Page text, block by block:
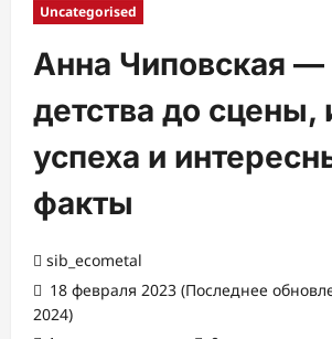
Uncategorised
Анна Чиповская —
детства до сцены,
успеха и
факты
sib_ecometal
18 февраля 2023 (Последнее
2024)